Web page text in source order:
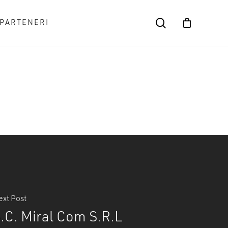
PARTENERI search
Post
Miral Com S.R.L